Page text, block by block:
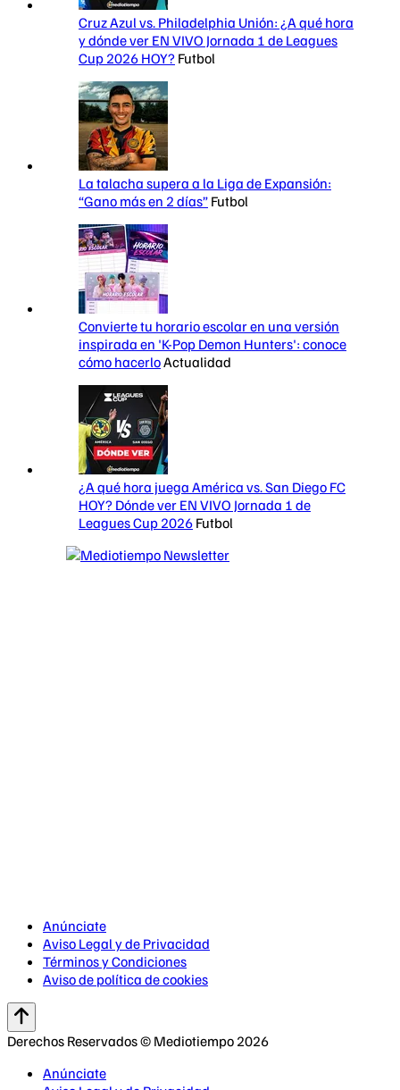
Cruz Azul vs. Philadelphia Unión: ¿A qué hora
y dónde ver EN VIVO Jornada 1 de Leagues
Cup 2026 HOY? Futbol
La talacha supera a la Liga de Expansión:
“Gano más en 2 días” Futbol
Convierte tu horario escolar en una versión
inspirada en 'K-Pop Demon Hunters': conoce
cómo hacerloActualidad
¿A qué hora juega América vs. San Diego FC
HOY? Dónde ver EN VIVO Jornada 1 de
Leagues Cup 2026 Futbol
Anúnciate
Aviso Legal y de Privacidad
Términos y Condiciones
Aviso de política de cookies
Derechos Reservados © Mediotiempo 2026
Anúnciate